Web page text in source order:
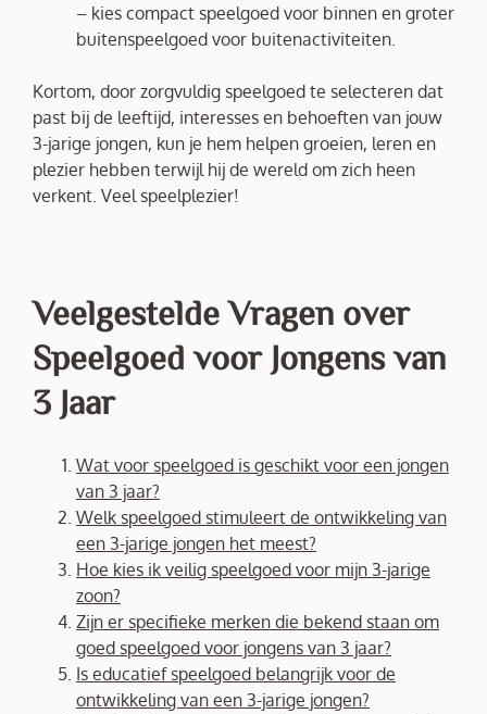
– kies compact speelgoed voor binnen en groter
buitenspeelgoed voor buitenactiviteiten.
Kortom, door zorgvuldig speelgoed te selecteren dat
past bij de leeftijd, interesses en behoeften van jouw
3-jarige jongen, kun je hem helpen groeien, leren en
plezier hebben terwijl hij de wereld om zich heen
verkent. Veel speelplezier!
Veelgestelde Vragen over
Speelgoed voor Jongens van
3 Jaar
Wat voor speelgoed is geschikt voor een jongen
van 3 jaar?
Welk speelgoed stimuleert de ontwikkeling van
een 3-jarige jongen het meest?
Hoe kies ik veilig speelgoed voor mijn 3-jarige
zoon?
Zijn er specifieke merken die bekend staan om
goed speelgoed voor jongens van 3 jaar?
Is educatief speelgoed belangrijk voor de
ontwikkeling van een 3-jarige jongen?